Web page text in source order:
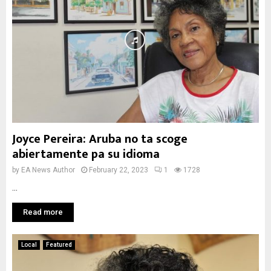
Joyce Pereira: Aruba no ta scoge
abiertamente pa su idioma
by EA News Author February 22, 2023 1 1728
Read more
Local Featured